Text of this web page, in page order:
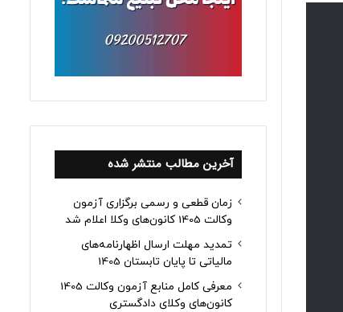
آخرین مطالب منتشر شده
زمان قطعی و رسمی برگزاری آزمون
وکالت 1405 کانون‌های وکلا اعلام شد
تمدید مهلت ارسال اظهارنامه‌های
مالیاتی تا پایان تابستان 1405
معرفی کامل منابع آزمون وکالت 1405
کانون‌های وکلای دادگستری